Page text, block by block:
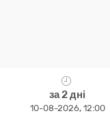
за 2 дні
10-08-2026, 12:00